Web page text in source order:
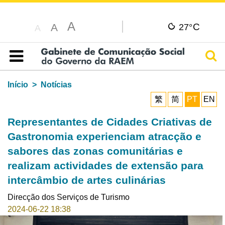
A A A 27°C
Índice
Início
Notícias
繁
简 PT EN
Representantes de Cidades Criativas de
Gastronomia experienciam atracção e
sabores das zonas comunitárias e
realizam actividades de extensão para
intercâmbio de artes culinárias
Direcção dos Serviços de Turismo
2024-06-22 18:38